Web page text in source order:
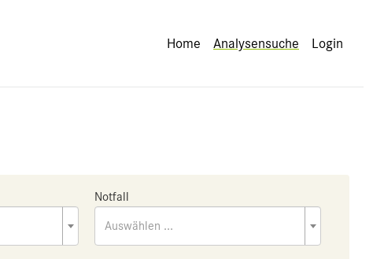
Home Analysensuche Login
Notfall
Auswählen ...